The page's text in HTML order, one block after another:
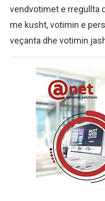
vendvotimet e rregullta
me kusht, votimin e
veçanta dhe votimin